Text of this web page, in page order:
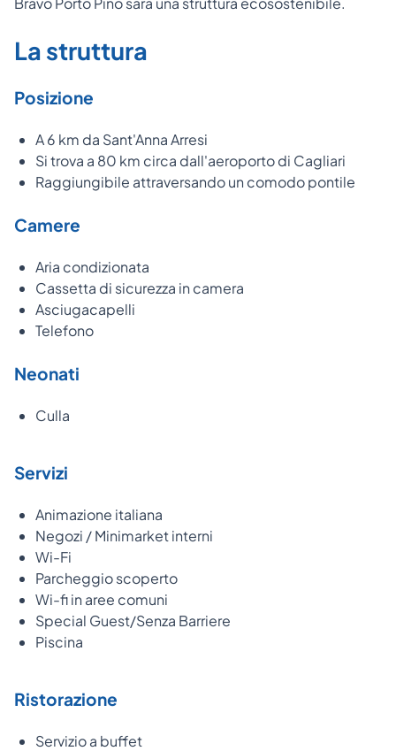
La struttura
Posizione
A 6 km da Sant'Anna Arresi
Si trova a 80 km circa dall'aeroporto di Cagliari
Raggiungibile attraversando un comodo pontile
Camere
Aria condizionata
Cassetta di sicurezza in camera
Asciugacapelli
Telefono
Neonati
Culla
Servizi
Animazione italiana
Negozi / Minimarket interni
Wi-Fi
Parcheggio scoperto
Wi-fi in aree comuni
Special Guest/Senza Barriere
Piscina
Ristorazione
Servizio a buffet